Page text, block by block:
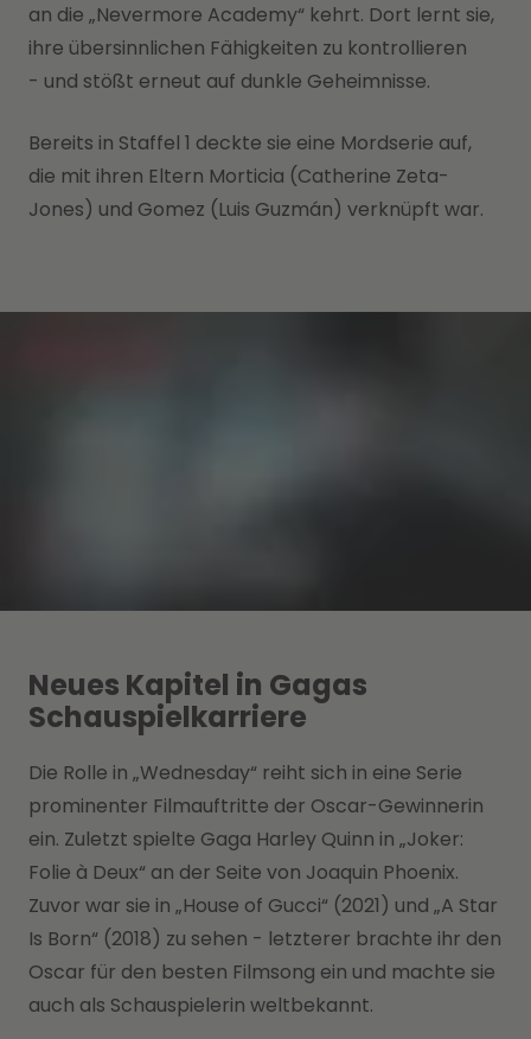
an die „Nevermore Academy“ kehrt. Dort lernt sie,
ihre übersinnlichen Fähigkeiten zu kontrollieren
- und stößt erneut auf dunkle Geheimnisse.
Bereits in Staffel 1 deckte sie eine Mordserie auf,
die mit ihren Eltern Morticia (Catherine Zeta-
Jones) und Gomez (Luis Guzmán) verknüpft war.
Neues Kapitel in Gagas
Schauspielkarriere
Die Rolle in „Wednesday“ reiht sich in eine Serie
prominenter Filmauftritte der Oscar-Gewinnerin
ein. Zuletzt spielte Gaga Harley Quinn in „Joker:
Folie à Deux“ an der Seite von Joaquin Phoenix.
Zuvor war sie in „House of Gucci“ (2021) und „A Star
Is Born“ (2018) zu sehen - letzterer brachte ihr den
Oscar für den besten Filmsong ein und machte sie
auch als Schauspielerin weltbekannt.